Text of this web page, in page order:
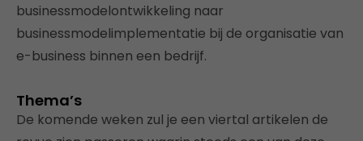
businessmodelontwikkeling naar
businessmodelimplementatie bij de organisatie van
e-business binnen een bedrijf.
Thema’s
De komende weken zul je een viertal artikelen de